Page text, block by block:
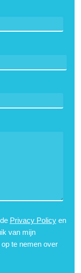
Privacy Policyen
van mijn
te nemen over